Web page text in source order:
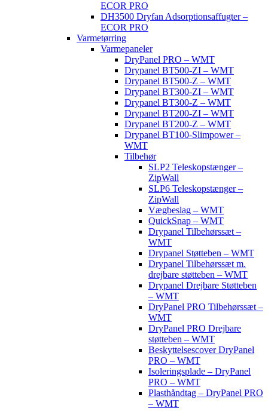
ECOR PRO
DH3500 Dryfan Adsorptionsaffugter –
ECOR PRO
Varmetørring
Varmepaneler
DryPanel PRO – WMT
Drypanel BT500-ZI – WMT
Drypanel BT500-Z – WMT
Drypanel BT300-ZI – WMT
Drypanel BT300-Z – WMT
Drypanel BT200-ZI – WMT
Drypanel BT200-Z – WMT
Drypanel BT100-Slimpower –
WMT
Tilbehør
SLP2 Teleskopstænger –
ZipWall
SLP6 Teleskopstænger –
ZipWall
Vægbeslag – WMT
QuickSnap – WMT
Drypanel Tilbehørssæt –
WMT
Drypanel Støtteben – WMT
Drypanel Tilbehørssæt m.
drejbare støtteben – WMT
Drypanel Drejbare Støtteben
– WMT
DryPanel PRO Tilbehørssæt –
WMT
DryPanel PRO Drejbare
støtteben – WMT
Beskyttelsescover DryPanel
PRO – WMT
Isoleringsplade – DryPanel
PRO – WMT
Plasthåndtag – DryPanel PRO
– WMT